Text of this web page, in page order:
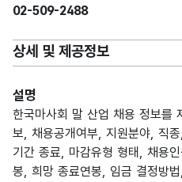
02-509-2488
상세 및 제공정보
설명
한국마사회 말 산업 채용 정보를
보, 채용공개여부, 지원분야, 직
기간 종료, 마감유형 형태, 채용
봉, 희망 종료연봉, 임금 결정방